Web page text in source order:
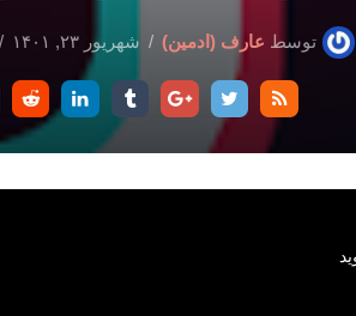
توسط عارف (ادمین) شهریور ۲۳, ۱۴۰۱